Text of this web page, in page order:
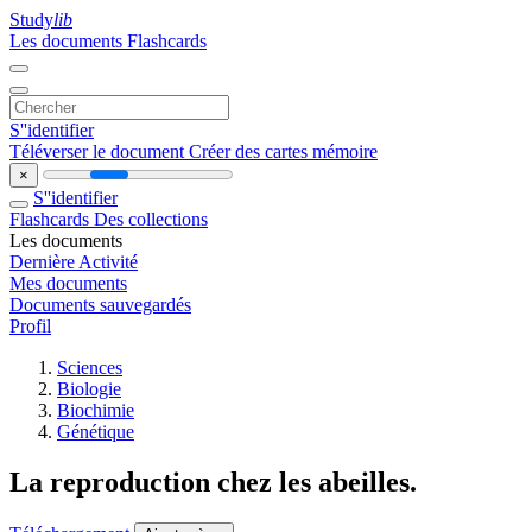
Studylib
Les documents Flashcards
S''identifier
Téléverser le document Créer des cartes mémoire
×
S''identifier
Flashcards Des collections
Les documents
Dernière Activité
Mes documents
Documents sauvegardés
Profil
Sciences
Biologie
Biochimie
Génétique
La reproduction chez les abeilles.